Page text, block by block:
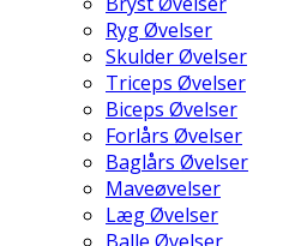
Ryg Øvelser
Skulder Øvelser
Triceps Øvelser
Biceps Øvelser
Forlårs Øvelser
Baglårs Øvelser
Maveøvelser
Læg Øvelser